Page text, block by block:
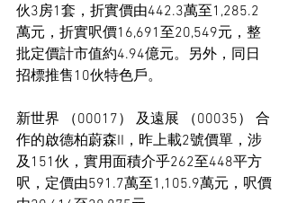
伙3房1套，折實價由442.3萬至1,285.2
萬元，折實呎價16,691至20,549元，整
批定價計市值約4.94億元。另外，同日
招標推售10伙特色戶。
新世界 （00017） 及遠展 （00035） 合
作的啟德柏蔚森II，昨上載2號價單，涉
及151伙，實用面積介乎262至448平方
呎，定價由591.7萬至1,105.9萬元，呎價